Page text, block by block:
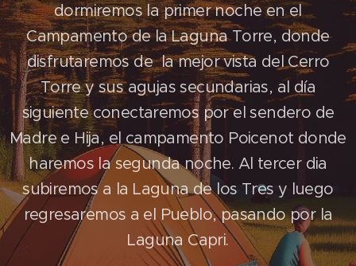
dormiremos la primer noche en el
Campamento de la Laguna Torre, donde
disfrutaremos de la mejor vista del Cerro
Torre y sus agujas secundarias, al día
siguiente conectaremos por el sendero de
Madre e Hija, el campamento Poicenot donde
haremos la segunda noche. Al tercer dia
subiremos a la Laguna de los Tres y luego
regresaremos a el Pueblo, pasando por la
Laguna Capri.